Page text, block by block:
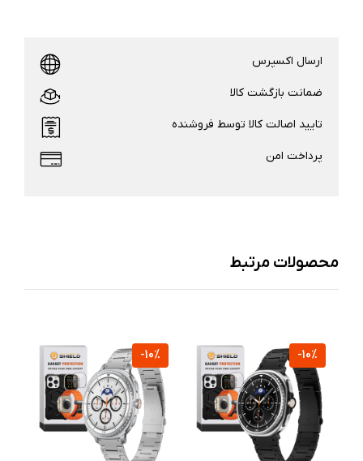
ارسال اکسپرس
ضمانت بازگشت کالا
تایید اصالت کالا توسط فروشنده
پرداخت امن
محصولات مرتبط
-10%
-10%